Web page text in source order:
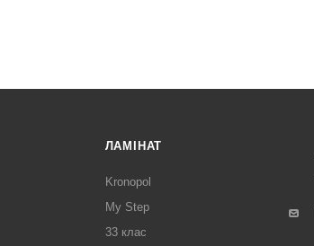
ЛАМІНАТ
Kronopol
My Step
33 клас